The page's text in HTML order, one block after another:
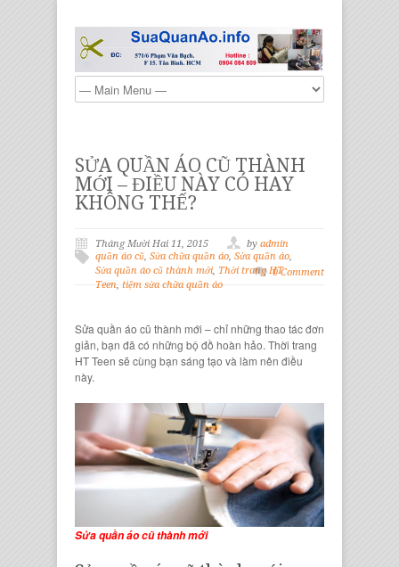
SỬA QUẦN ÁO CŨ THÀNH
MỚI – ĐIỀU NÀY CÓ HAY
KHÔNG THẾ?
Tháng Mười Hai 11, 2015 by admin
quần áo cũ, Sửa chữa quần áo, Sửa quần áo,
Sửa quần áo cũ thành mới, Thời trang HT
Teen, tiệm sửa chữa quần áo
0 Comment
Sửa quần áo cũ thành mới – chỉ những thao tác đơn
giản, bạn đã có những bộ đồ hoàn hảo.Thời trang
HT Teen sẽ cùng bạn sáng tạo và làm nên điều
này.
Sửa quần áo cũ thành mới